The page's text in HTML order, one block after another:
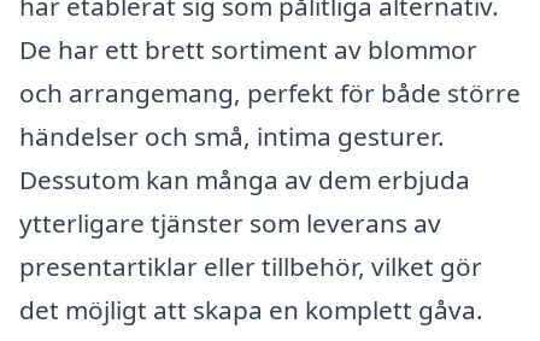
De har ett brett sortiment av blommor
och arrangemang, perfekt för både större
händelser och små, intima gesturer.
Dessutom kan många av dem erbjuda
ytterligare tjänster som leverans av
presentartiklar eller tillbehör, vilket gör
det möjligt att skapa en komplett gåva.